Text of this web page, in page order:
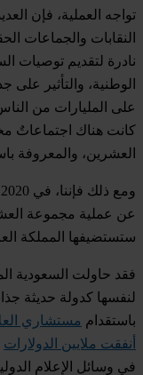
تواجه العملية، فإن
النقابات والجماعات
نادرة لتقديم توصيات
الوطنية، والتأثير على
على المليارات من
كانت هناك اجتماعاتٌ
العشرين، والمعروفة
عن عملية مجموعة
ستستضيفها المملكة
فقد حاولت السعودية
لنفسها كدولة حديثة
باستقدام مستشاري
أنفقت ملايين الدولارات
في وسائل الإعلام